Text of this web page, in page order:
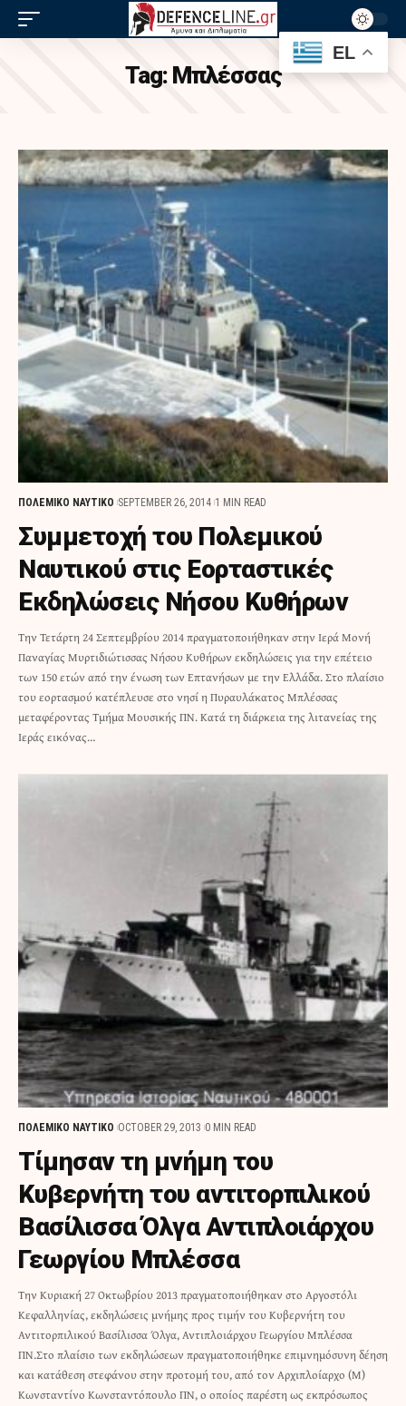
Tag: Μπλέσσας
ΠΟΛΕΜΙΚΟ ΝΑΥΤΙΚΟ SEPTEMBER 26, 2014 1 MIN READ
Συμμετοχή του Πολεμικού
Ναυτικού στις Εορταστικές
Εκδηλώσεις Νήσου Κυθήρων
Την Τετάρτη 24 Σεπτεμβρίου 2014 πραγματοποιήθηκαν στην Ιερά Μονή
Παναγίας Μυρτιδιώτισσας Νήσου Κυθήρων εκδηλώσεις για την επέτειο
των 150 ετών από την ένωση των Επτανήσων με την Ελλάδα. Στο πλαίσιο
του εορτασμού κατέπλευσε στο νησί η Πυραυλάκατος Μπλέσσας
μεταφέροντας Τμήμα Μουσικής ΠΝ. Κατά τη διάρκεια της λιτανείας της
Ιεράς εικόνας…
ΠΟΛΕΜΙΚΟ ΝΑΥΤΙΚΟ OCTOBER 29, 2013 0 MIN READ
Τίμησαν τη μνήμη του
Κυβερνήτη του αντιτορπιλικού
Βασίλισσα Όλγα Αντιπλοιάρχου
Γεωργίου Μπλέσσα
Την Κυριακή 27 Οκτωβρίου 2013 πραγματοποιήθηκαν στο Αργοστόλι
Κεφαλληνίας, εκδηλώσεις μνήμης προς τιμήν του Κυβερνήτη του
Αντιτορπιλικού Βασίλισσα Όλγα, Αντιπλοιάρχου Γεωργίου Μπλέσσα
ΠΝ.Στο πλαίσιο των εκδηλώσεων πραγματοποιήθηκε επιμνημόσυνη δέηση
και κατάθεση στεφάνου στην προτομή του, από τον Αρχιπλοίαρχο (Μ)
Κωνσταντίνο Κωνσταντόπουλο ΠΝ, ο οποίος παρέστη ως εκπρόσωπος
EL